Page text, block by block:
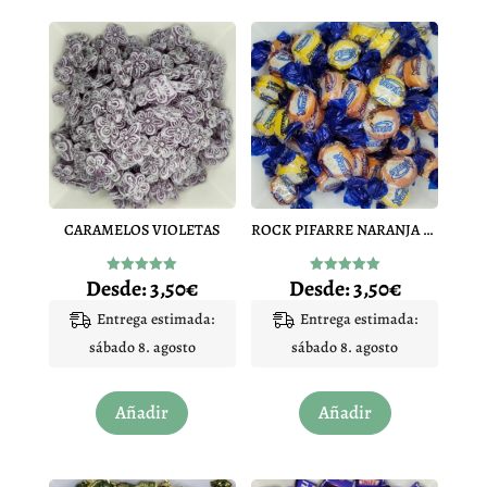
CARAMELOS VIOLETAS
Valorado
con
de 5
Desde:3,50€
Entrega estimada:
sábado 8. agosto
Añadir
producto
ROCK PIFARRE NARANJA Y LIMON
Valorado
con
de 5
Desde:3,50€
Entrega estimada:
sábado 8. agosto
Añadir
producto